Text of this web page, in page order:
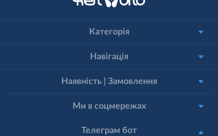
Категорія
Навігація
Наявність | Замовлення
Ми в соцмережах
Телеграм бот